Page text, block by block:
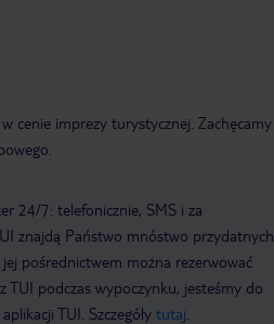
cenie imprezy turystycznej. Zachęcamy
24/7: telefonicznie, SMS i za
znajdą Państwo mnóstwo przydatnych
pośrednictwem można rezerwować
podczas wypoczynku, jesteśmy do
TUI. Szczegóły tutaj